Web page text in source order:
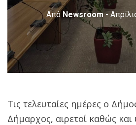
ΑπόNewsroom -
Τις τελευταίες ημέρες ο
Δήμαρχος, αιρετοί καθώς και